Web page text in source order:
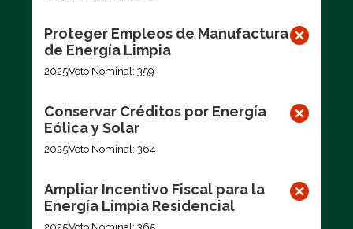
Proteger Empleos de Manufactura
de Energía Limpia
2025Voto Nominal: 359
Conservar Créditos por Energía
Eólica y Solar
2025Voto Nominal: 364
Ampliar Incentivo Fiscal para la
Energía Limpia Residencial